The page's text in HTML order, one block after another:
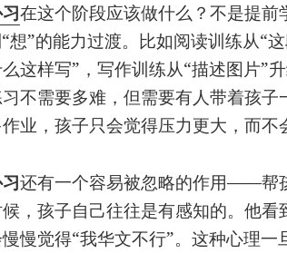
在这个阶段应该做什么？不是提
想”的能力过渡。比如阅读训练从“
这样写”，写作训练从“描述图片”
不需要多难，但需要有人带着孩
业，孩子只会觉得压力更大，而不
还有一个容易被忽略的作用——帮
，孩子自己往往是有感知的。他
慢觉得“我华文不行”。这种心理